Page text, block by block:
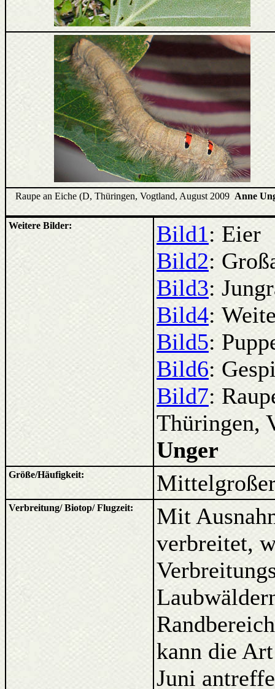
Raupe an Eiche (D, Thüringen, Vogtland, August 2009 Anne
Weitere Bilder: Bild1: Eier
Bild2:
Bild3:
Bild4:
Bild5:
Bild6:
Bild7:
Thüringen,
Unger
Größe/Häufigkeit:
Verbreitung/ Biotop/ Flugzeit:
Mit
verbreitet,
kann die
Juni